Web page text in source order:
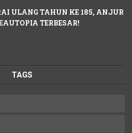
ULANG TAHUN KE 185, ANJUR
TERBESAR!
TAGS